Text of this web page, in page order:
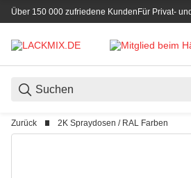
Über 150 000 zufriedene KundenFür Privat-
Zurück 2K Spraydosen / RAL Farben